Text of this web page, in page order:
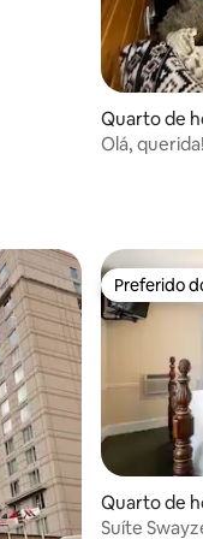
Quarto de
ge
Olá,
Preferido
Preferido
Quarto de
Suíte